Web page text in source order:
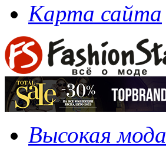
Карта сайта
Высокая мода